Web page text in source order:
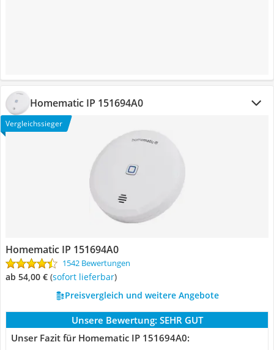
Homematic IP 151694A0
Vergleichssieger
Homematic IP 151694A0
1542 Bewertungen
ab 54,00 € ( Sofort lieferbar)
Preisvergleich und weitere Angebote
Unsere Bewertung: SEHR GUT
Unser Fazit für Homematic IP 151694A0: